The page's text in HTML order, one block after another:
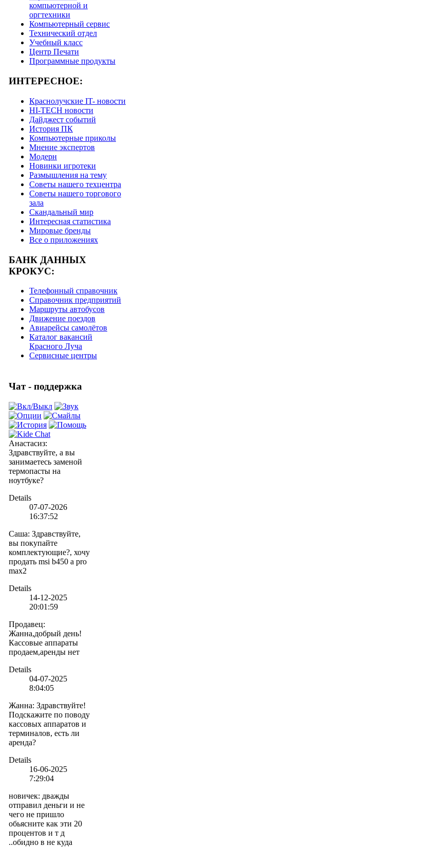
компьютерной и
оргтехники
Компьютерный сервис
Технический отдел
Учебный класс
Центр Печати
Программные продукты
ИНТЕРЕСНОЕ:
Краснолучские IT- новости
HI-TECH новости
Дайджест событий
История ПК
Компьютерные приколы
Мнение экспертов
Модерн
Новинки игротеки
Размышления на тему
Советы нашего техцентра
Советы нашего торгового
зала
Скандальный мир
Интересная статистика
Мировые бренды
Все о приложениях
БАНК ДАННЫХ
КРОКУС:
Телефонный справочник
Справочник предприятий
Маршруты автобусов
Движение поездов
Авиарейсы самолётов
Каталог вакансий
Красного Луча
Сервисные центры
Чат - поддержка
Анастасиз:
Здравствуйте, а вы
занимаетесь заменой
термопасты на
ноутбуке?
Details
07-07-2026
16:37:52
Саша: Здравствуйте,
вы покупайте
комплектующие?, хочу
продать msi b450 a pro
max2
Details
14-12-2025
20:01:59
Продавец:
Жанна,добрый день!
Кассовые аппараты
продаем,аренды нет
Details
04-07-2025
8:04:05
Жанна: Здравствуйте!
Подскажите по поводу
кассовых аппаратов и
терминалов, есть ли
аренда?
Details
16-06-2025
7:29:04
новичек: дважды
отправил деньги и не
чего не пришло
обьясните как эти 20
процентов и т д
..обидно в не куда